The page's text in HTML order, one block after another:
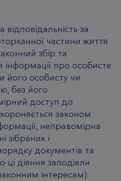
за
частини життя
збір та
про особисте
його особисту чи
без його
доступ до
законом
неправомірна
зібраних і
документів та
ці діяння заподіяли
інтересам)